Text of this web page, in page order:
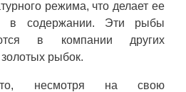
режима, что делает ее
в содержании. Эти рыбы
в компании других
рыбок.
что, несмотря на свою